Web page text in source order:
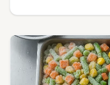
PFI-এর জন্য আবেদন করুন,
করুন।